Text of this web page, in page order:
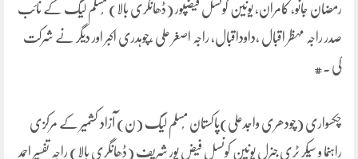
رمضان جانو، کامران، یونین کونسل فیضپور (ڈھانگری بالا) مُسلم لیگ کے نائب
صدر راجہ مہظر اقبال ،داوداقبال، راجہ اصغر علی ،چوہدری اکبر اور دیگر نے شرکت
کی ۔#
چکسواری (چودھری واجدعلی)پاکستان مُسلم لیگ (ن) آزاد کشمیر کے مرکزی
راہنما و سیکر ٹری جنرل یونین کونسل فیض پور شریف (ڈھانگری بالا) راجہ تفسیر احمد